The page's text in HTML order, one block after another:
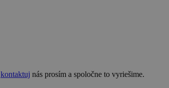
kontaktuj nás prosím a spoločne to vyriešime.